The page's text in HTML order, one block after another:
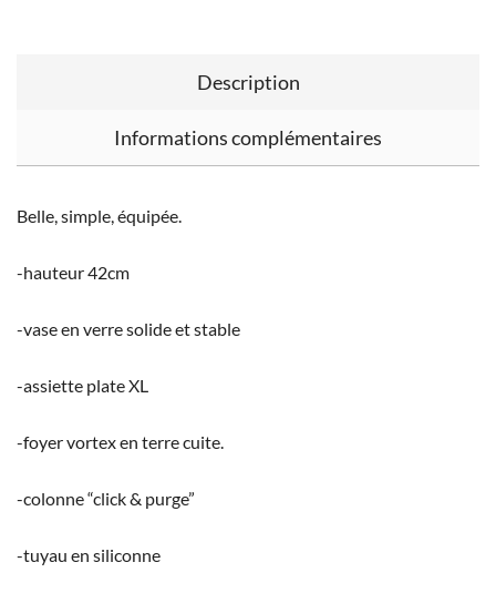
Description
Informations complémentaires
Belle, simple, équipée.
-hauteur 42cm
-vase en verre solide et stable
-assiette plate XL
-foyer vortex en terre cuite.
-colonne “click & purge”
-tuyau en siliconne